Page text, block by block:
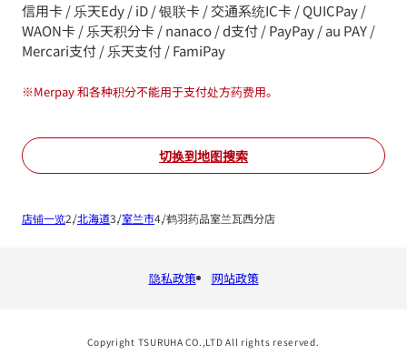
信用卡 / 乐天Edy / iD / 银联卡 / 交通系统IC卡 / QUICPay /
WAON卡 / 乐天积分卡 / nanaco / d支付 / PayPay / au PAY /
Mercari支付 / 乐天支付 / FamiPay
※Merpay 和各种积分不能用于支付处方药费用。
切换到地图搜索
店铺一览 北海道 室兰市 鹤羽药品室兰瓦西分店
隐私政策 网站政策
Copyright TSURUHA CO.,LTD All rights reserved.